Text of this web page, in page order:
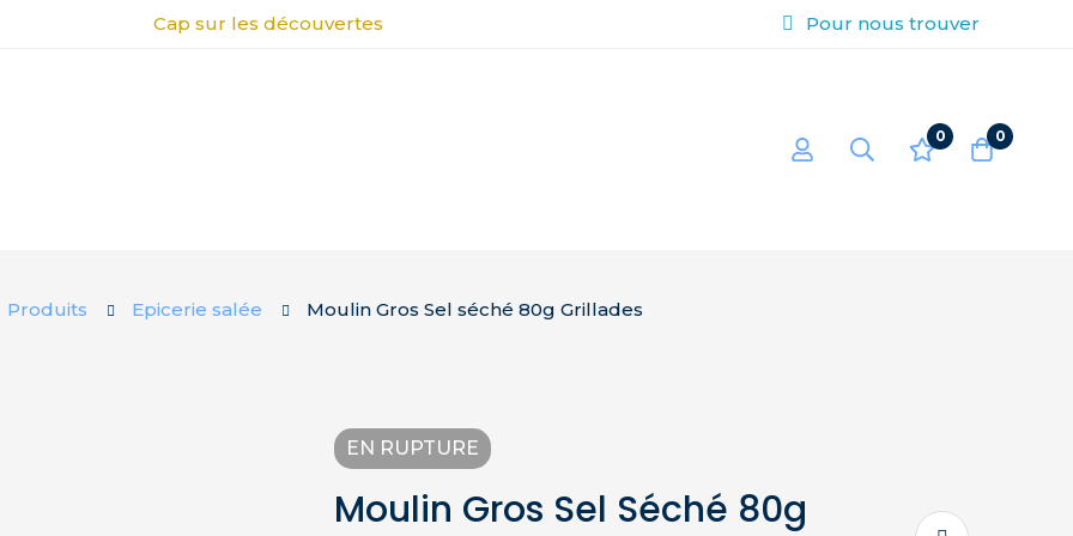
Cap sur les découvertes Pour nous trouver
0 0
Produits Epicerie salée Moulin Gros Sel séché 80g Grillades
EN RUPTURE
Moulin Gros Sel Séché 80g